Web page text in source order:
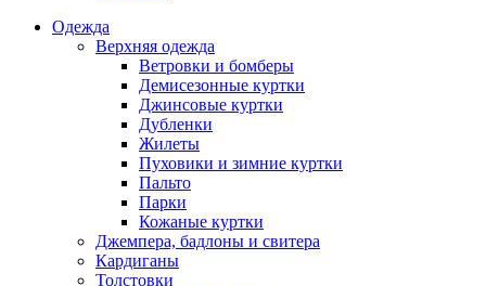
Одежда
Верхняя одежда
Ветровки и бомберы
Демисезонные куртки
Джинсовые куртки
Дубленки
Жилеты
Пуховики и зимние куртки
Пальто
Парки
Кожаные куртки
Джемпера, бадлоны и свитера
Кардиганы
Толстовки